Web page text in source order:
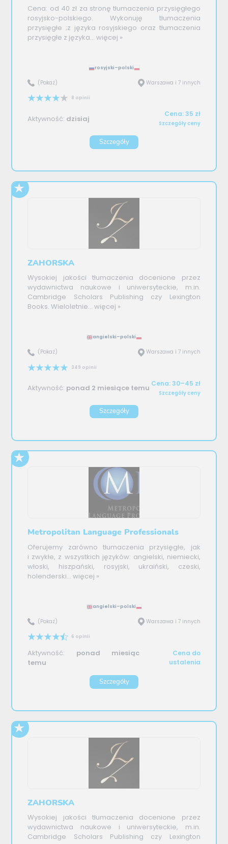
Cena: od 40 zł za stronę tłumaczenia przysięgłego
rosyjsko-polskiego. Wykonuję tłumaczenia
przysięgłe ;z języka rosyjskiego oraz tłumaczenia
przysięgłe z języka... więcej »
rosyjski–polski
(Pokaż) Warszawa i 7 innych
8 opinii
Aktywność: dzisiaj Cena: 35 zł
Szczegóły ceny
Szczegóły
ZAHORSKA
Wysokiej jakości tłumaczenia docenione przez
wydawnictwa naukowe i uniwersyteckie, m.in.
Cambridge Scholars Publishing czy Lexington
Books. Wieloletnie... więcej »
angielski–polski
(Pokaż) Warszawa i 7 innych
349 opinii
Aktywność: ponad 2 miesiące temu Cena: 30–45 zł
Szczegóły ceny
Szczegóły
Metropolitan Language Professionals
Oferujemy zarówno tłumaczenia przysięgłe, jak
i zwykłe, z wszystkich języków: angielski, niemiecki,
włoski, hiszpański, rosyjski, ukraiński, czeski,
holenderski... więcej »
angielski–polski
(Pokaż) Warszawa i 7 innych
6 opinii
Aktywność: ponad miesiąc
temu
Cena do
ustalenia
Szczegóły
ZAHORSKA
Wysokiej jakości tłumaczenia docenione przez
wydawnictwa naukowe i uniwersyteckie, m.in.
Cambridge Scholars Publishing czy Lexington